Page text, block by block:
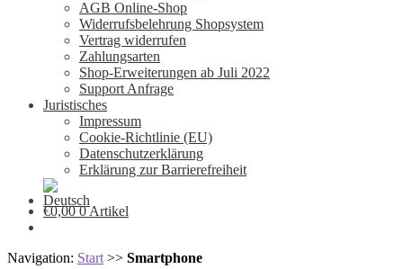
AGB Online-Shop
Widerrufsbelehrung Shopsystem
Vertrag widerrufen
Zahlungsarten
Shop-Erweiterungen ab Juli 2022
Support Anfrage
Juristisches
Impressum
Cookie-Richtlinie (EU)
Datenschutzerklärung
Erklärung zur Barrierefreiheit
€0,00 0 Artikel
Navigation: Start >> Smartphone